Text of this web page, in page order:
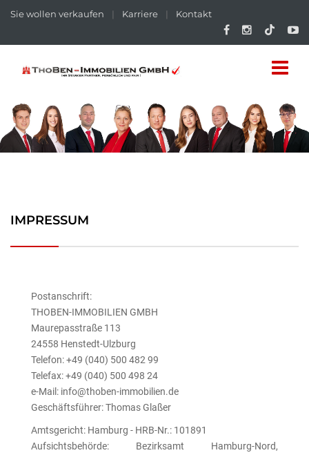
Sie wollen verkaufen | Karriere | Kontakt
IMPRESSUM
Postanschrift:
THOBEN-IMMOBILIEN GMBH
Maurepasstraße 113
24558 Henstedt-Ulzburg
Telefon: +49 (040) 500 482 99
Telefax: +49 (040) 500 498 24
e-Mail: info@thoben-immobilien.de
Geschäftsführer: Thomas Glaßer
Amtsgericht: Hamburg - HRB-Nr.: 101891
Aufsichtsbehörde: Bezirksamt Hamburg-Nord,